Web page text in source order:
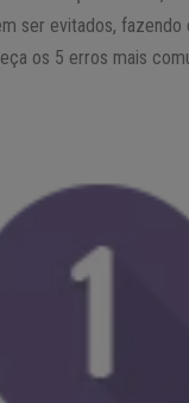
ser evitados,
os 5 erros mais